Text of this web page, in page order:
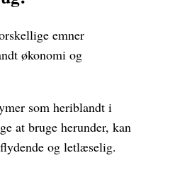
emner
økonomi og
som heriblandt i
at bruge herunder, kan
og letlæselig.